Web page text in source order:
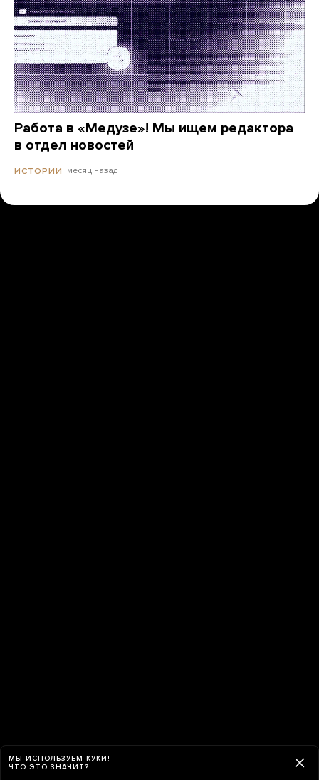
Работа в «Медузе»! Мы ищем редактора
в отдел новостей
ИСТОРИИ месяц назад
МЫ ИСПОЛЬЗУЕМ КУКИ!
ЧТО ЭТО ЗНАЧИТ?